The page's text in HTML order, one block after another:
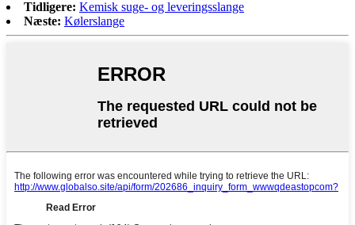
Tidligere: Kemisk suge- og leveringsslange
Næste: Kølerslange